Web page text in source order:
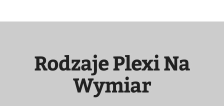
Rodzaje Plexi Na
Wymiar